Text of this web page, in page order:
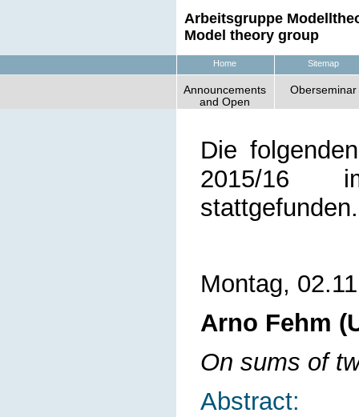
Arbeitsgruppe
Model theory group
Home Sitemap
Announcements
and Open
Oberseminar
Die
2015/16
stattgefunden.
Montag,
Arno Fehm
On sums of
Abstract: